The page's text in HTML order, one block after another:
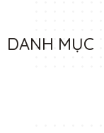
DANH MỤC